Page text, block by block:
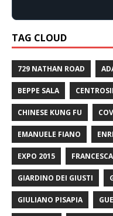
TAG CLOUD
729 NATHAN ROAD
BEPPE SALA
CHINESE KUNG FU
EMANUELE FIANO
EXPO 2015
GIARDINO DEI GIUSTI
GIULIANO PISAPIA